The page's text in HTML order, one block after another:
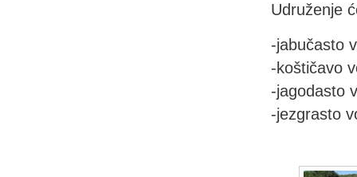
Udruženje
-jabučasto
-koštičavo
-jagodasto
-jezgrasto